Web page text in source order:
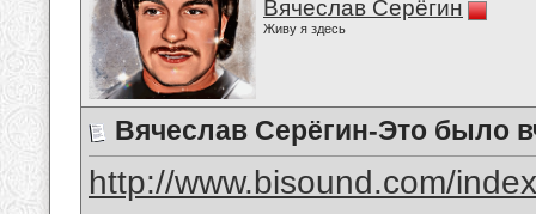
Вячеслав Серёгин
Живу я здесь
Вячеслав Серёгин-Это было
http://www.bisound.com/